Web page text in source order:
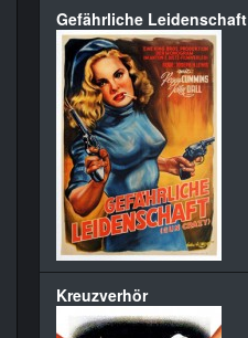
Gefährliche Leidenschaft
Kreuzverhör